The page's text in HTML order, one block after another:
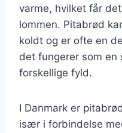
varme, hvilket får
lommen. Pitabrød
koldt og er ofte en
det fungerer som en
forskellige fyld.
I Danmark er
især i forbindelse